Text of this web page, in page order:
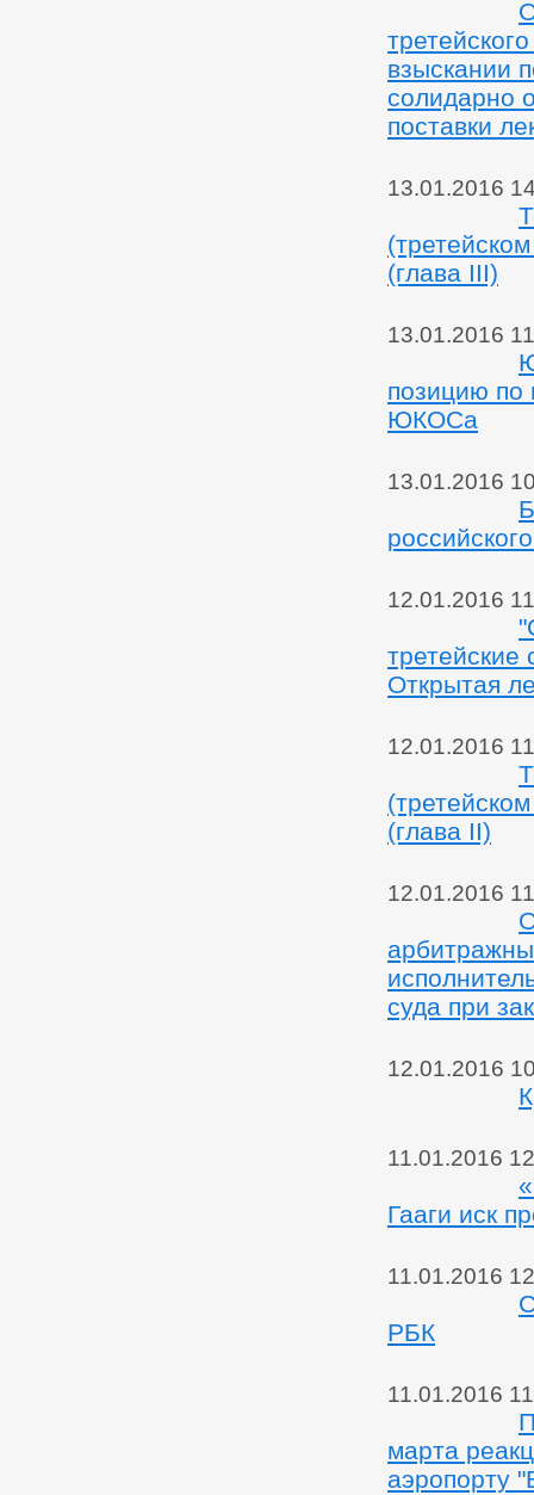
взыскании
солидарно
поставки
13.01.2016
(глава III)
13.01.2016
позицию по
ЮКОСа
13.01.2016
12.01.2016
третейские
Открытая
12.01.2016
(глава II)
12.01.2016
суда при
12.01.2016
11.01.2016
Гааги иск
11.01.2016
РБК
11.01.2016
марта
аэропорту